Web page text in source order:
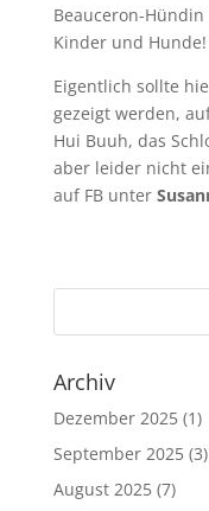
Beauceron-
Kinder und Hunde!
Eigentlich sollte
gezeigt werden,
Hui Buuh, das
aber leider nicht
auf FB unter
Archiv
Dezember 2025(1)
September 2025(3)
August 2025(7)